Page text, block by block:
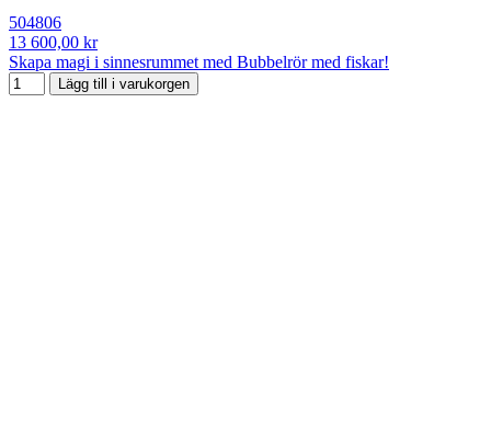
504806
13 600,00 kr
Skapa magi i sinnesrummet med Bubbelrör med fiskar!
Lägg till i varukorgen